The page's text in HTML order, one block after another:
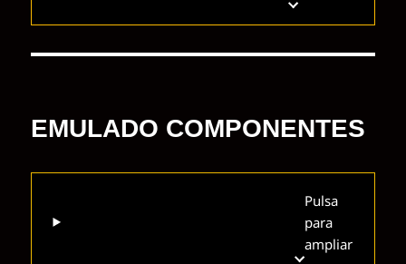
EMULADO COMPONENTES
Pulsa
para
ampliar